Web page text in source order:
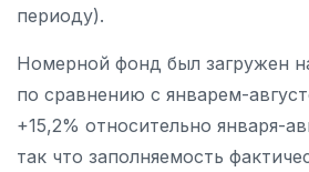
периоду).
Номерной фонд был загружен
по сравнению с январем-
+15,2% относительно января-
так что заполняемость